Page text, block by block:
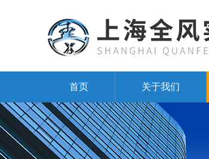
首页 关于我们